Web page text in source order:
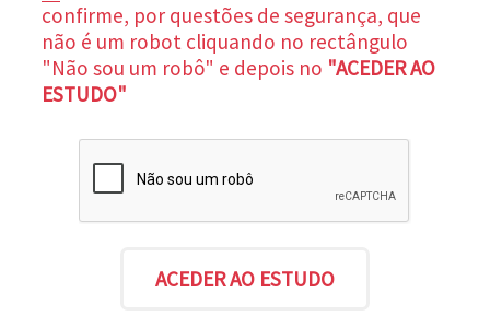
confirme, por questões de segurança, que
não é um robot cliquando no rectângulo
"Não sou um robô" e depois no "ACEDER AO
ESTUDO"